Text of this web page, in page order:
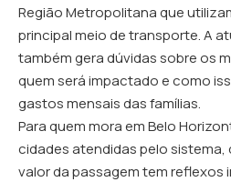
Região Metropolitana que
principal meio de transporte. A
também gera dúvidas sobre os
quem será impactado e como
gastos mensais das famílias.
Para quem mora em Belo
cidades atendidas pelo
valor da passagem tem